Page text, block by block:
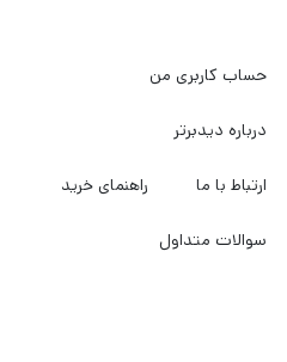
یافته پردازنده امکان ثبت 1200 عکس با یک بار
و 40 دقیقه فیلمبرداری را فراهم می
حساسیت ISO بومی که از 64 تا 12800 اجرا می
شود و می تواند از 32 به 51 افزایش یابد، ارتقا
حساب کاربری من
درباره دیدبرتر
ارتباط با ما راهنمای خرید
سوالات متداول